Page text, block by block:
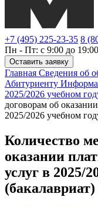
+7 (495) 225-23-35 8
Пн - Пт: с 9:00 до 19:00
Оставить заявку
Главная Сведения об
Абитуриенту
2025/2026 учебном
договорам об
2025/2026 учебном
Количество
оказании
услуг в 2025/
(бакалавриат)